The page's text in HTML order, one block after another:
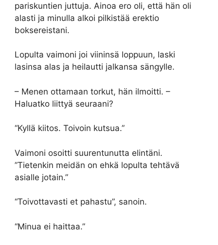
pariskuntien juttuja. Ainoa ero oli, että hän oli
alasti ja minulla alkoi pilkistää erektio
boksereistani.
Lopulta vaimoni joi viininsä loppuun, laski
lasinsa alas ja heilautti jalkansa sängylle.
– Menen ottamaan torkut, hän ilmoitti. –
Haluatko liittyä seuraani?
“Kyllä kiitos. Toivoin kutsua.”
Vaimoni osoitti suurentunutta elintäni.
”Tietenkin meidän on ehkä lopulta tehtävä
asialle jotain.”
“Toivottavasti et pahastu”, sanoin.
“Minua ei haittaa.”